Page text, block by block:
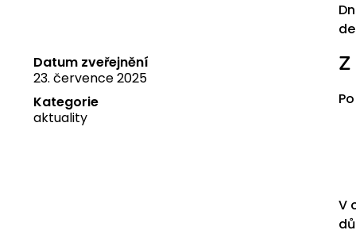
Datum zveřejnění
23. července 2025
Kategorie
aktuality
V